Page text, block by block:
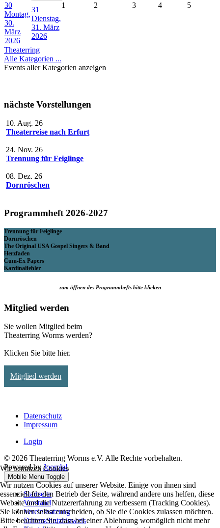
30
Montag,
30.
März
2026
31
Dienstag,
31. März
2026
1 2 3 4 5
Theaterring
Alle Kategorien ...
Events aller Kategorien anzeigen
nächste Vorstellungen
10. Aug. 26
Theaterreise nach Erfurt
24. Nov. 26
Trennung für Feiglinge
08. Dez. 26
Dornröschen
Programmheft 2026-2027
Trennung für Feiglinge
Dornröschen
The Original USA Gospel Singers & Band
Herzfaden
Cum-Ex Papers
Kardinalfehler
zum öffnen des Programmhefts bitte klicken
Mitglied werden
Sie wollen Mitglied beim
Theaterring Worms werden?
Klicken Sie bitte hier.
Mitglied werden
Datenschutz
Impressum
Login
© 2026 Theaterring Worms e.V. Alle Rechte vorbehalten.
Powered by Joomla!.
Mobile Menu Toggle
Startseite
Vorstand
Vereinssatzung
Datenschutzhinweis
Wir benutzen Cookies
Wir nutzen Cookies auf unserer Website. Einige von ihnen sind
essenziell für den Betrieb der Seite, während andere uns helfen, diese
Website und die Nutzererfahrung zu verbessern (Tracking Cookies).
Sie können selbst entscheiden, ob Sie die Cookies zulassen möchten.
Bitte beachten Sie, dass bei einer Ablehnung womöglich nicht mehr